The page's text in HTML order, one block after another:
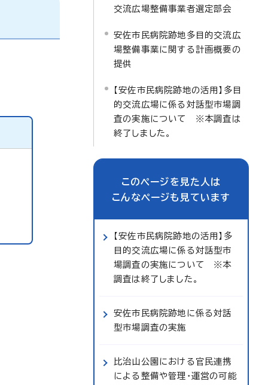
交流広場整備事業者選定部会
安佐市民病院跡地多目的交流広
場整備事業に関する計画概要の
提供
【安佐市民病院跡地の活用】多目
的交流広場に係る対話型市場調
査の実施について ※本調査は
終了しました。
このページを見た人は
こんなページも見ています
【安佐市民病院跡地の活用】多
目的交流広場に係る対話型市
場調査の実施について ※本
調査は終了しました。
安佐市民病院跡地に係る対話
型市場調査の実施
比治山公園における官民連携
による整備や管理・運営の可能